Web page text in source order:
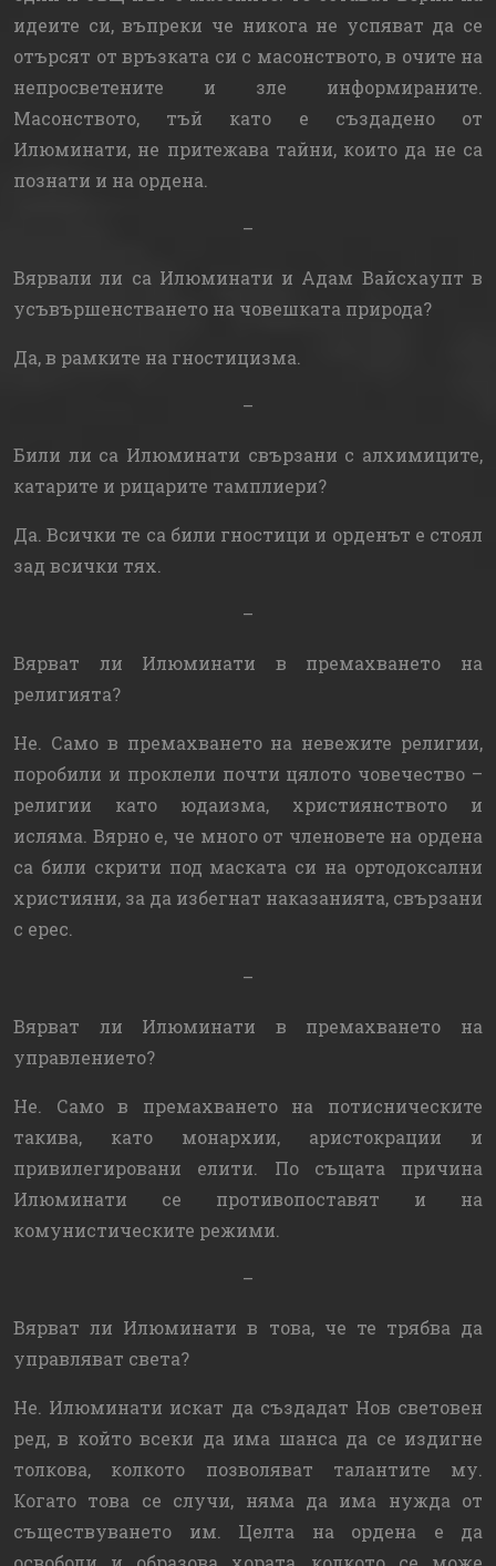
идеите си, въпреки че никога не успяват да се
отърсят от връзката си с масонството, в очите на
непросветените и зле информираните.
Масонството, тъй като е създадено от
Илюминати, не притежава тайни, които да не са
познати и на ордена.
–
Вярвали ли са Илюминати и Адам Вайсхаупт в
усъвършенстването на човешката природа?
Да, в рамките на гностицизма.
–
Били ли са Илюминати свързани с алхимиците,
катарите и рицарите тамплиери?
Да. Всички те са били гностици и орденът е стоял
зад всички тях.
–
Вярват ли Илюминати в премахването на
религията?
Не. Само в премахването на невежите религии,
поробили и проклели почти цялото човечество –
религии като юдаизма, християнството и
исляма. Вярно е, че много от членовете на ордена
са били скрити под маската си на ортодоксални
християни, за да избегнат наказанията, свързани
с ерес.
–
Вярват ли Илюминати в премахването на
управлението?
Не. Само в премахването на потисническите
такива, като монархии, аристокрации и
привилегировани елити. По същата причина
Илюминати се противопоставят и на
комунистическите режими.
–
Вярват ли Илюминати в това, че те трябва да
управляват света?
Не. Илюминати искат да създадат Нов световен
ред, в който всеки да има шанса да се издигне
толкова, колкото позволяват талантите му.
Когато това се случи, няма да има нужда от
съществуването им. Целта на ордена е да